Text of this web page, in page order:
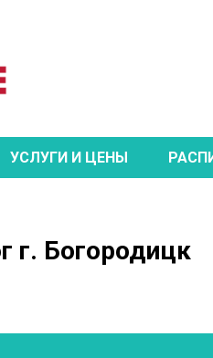
УСЛУГИ И ЦЕНЫ
г. Богородицк